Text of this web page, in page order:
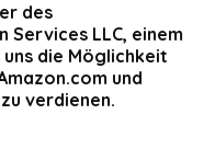
des
LLC, einem
die Möglichkeit
und
verdienen.